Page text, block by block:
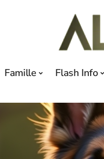
Famille Flash Info